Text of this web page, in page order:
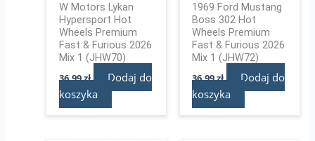
W Motors Lykan
Hypersport Hot
Wheels Premium
Fast & Furious 2026
Mix 1 (JHW70)
36,99zł
Dodaj do
koszyka
1969 Ford Mustang
Boss 302 Hot
Wheels Premium
Fast & Furious 2026
Mix 1 (JHW72)
36,99zł
Dodaj do
koszyka